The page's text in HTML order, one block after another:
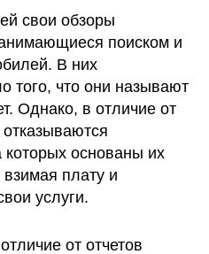
свои обзоры
поиском и
В них
того, что они называют
Однако, в отличие от
основаны их
плату и
услуги.
от отчетов